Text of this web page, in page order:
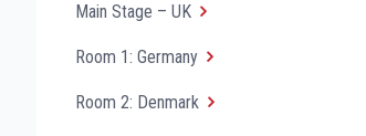
Main Stage – UK
Room 1: Germany
Room 2: Denmark